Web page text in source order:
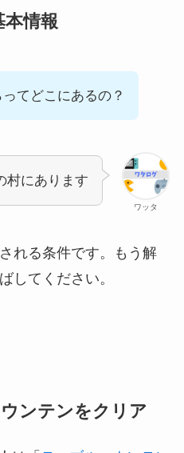
情報
てどこにあるの？
ワッタ
村にあります
れる条件です。もう解
してください。
ンテンをクリア